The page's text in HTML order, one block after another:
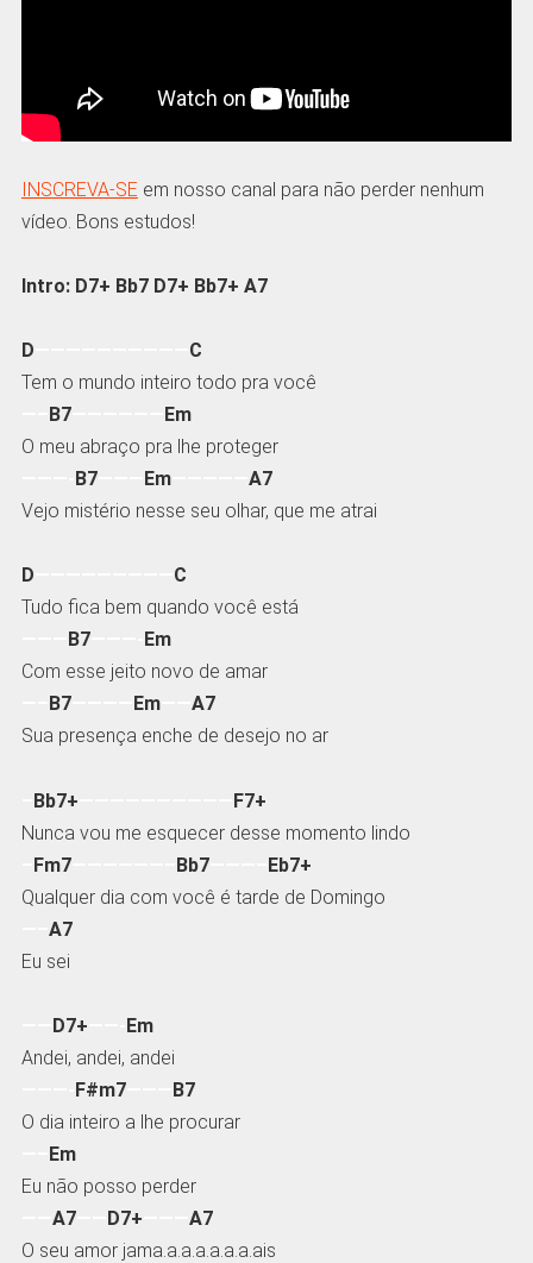
INSCREVA-SE em nosso canal para não perder nenhum
vídeo. Bons estudos!
Intro: D7+ Bb7 D7+ Bb7+ A7
D
C
Tem o mundo inteiro todo pra você
B7——————
Em
O meu abraço pra lhe proteger
B7——— Em————— A7
Vejo mistério nesse seu olhar, que me atrai
D
C
Tudo fica bem quando você está
B7———-
Em
Com esse jeito novo de amar
B7———— Em—— A7
Sua presença enche de desejo no ar
Bb7+
F7+
Nunca vou me esquecer desse momento lindo
Fm7——————– Bb7———– Eb7+
Qualquer dia com você é tarde de Domingo
A7
Eu sei
D7+
Em
Andei, andei, andei
F#m7——— B7
O dia inteiro a lhe procurar
Em
Eu não posso perder
A7—— D7+
A7
O seu amor jama.a.a.a.a.a.a.ais